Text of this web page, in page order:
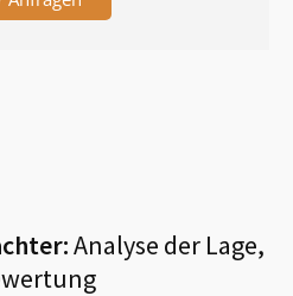
Analyse der Lage,